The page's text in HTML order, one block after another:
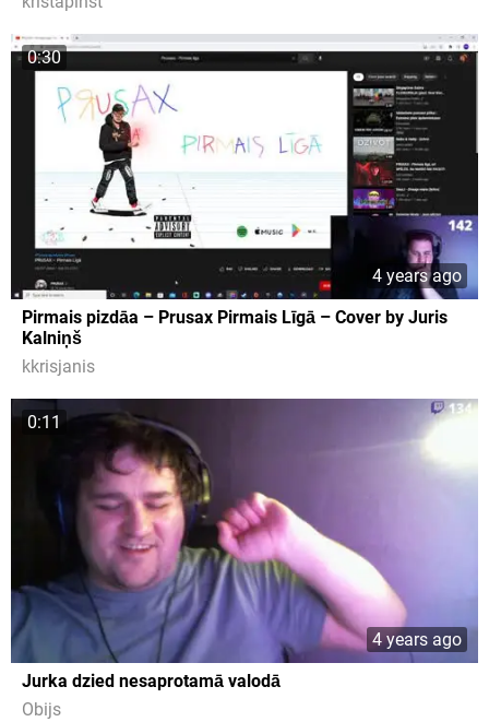
0:30
4 years ago
Pirmais pizdāa – Prusax Pirmais Līgā – Cover by Juris
Kalniņš
kkrisjanis
0:11
4 years ago
Jurka dzied nesaprotamā valodā
Obijs